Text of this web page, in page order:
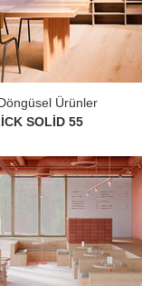
Ürünler
SOLİD 55